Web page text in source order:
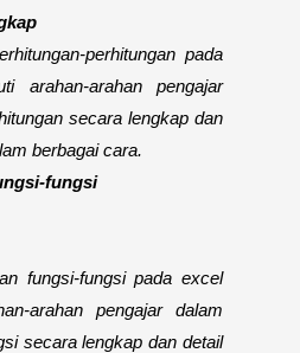
perhitungan pada
arahan-arahan pengajar
secara lengkap dan
berbagai cara.
fungsi
fungsi-fungsi pada excel
arahan pengajar dalam
secara lengkap dan detail